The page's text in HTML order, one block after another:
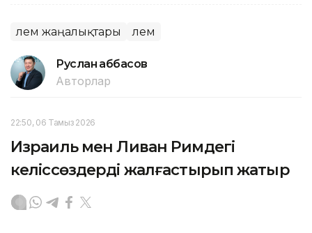
Әлем жаңалықтары Әлем
Руслан Ғаббасов
Авторлар
22:50, 06 Тамыз 2026
Израиль мен Ливан Римдегі
келіссөздерді жалғастырып жатыр